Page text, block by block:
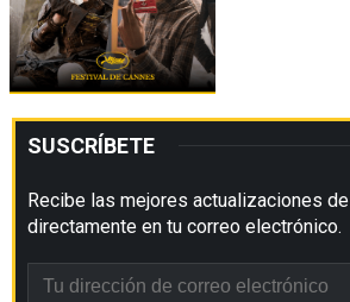
SUSCRÍBETE
Recibe las mejores actualizaciones de
directamente en tu correo electrónico.